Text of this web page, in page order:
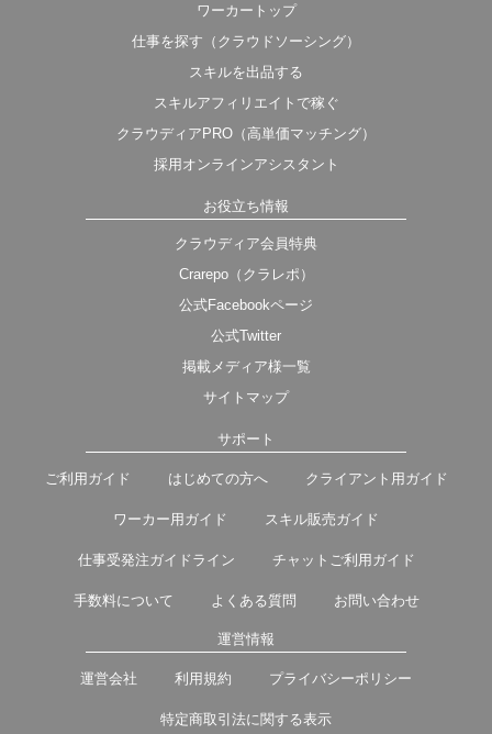
ワーカートップ
仕事を探す（クラウドソーシング）
スキルを出品する
スキルアフィリエイトで稼ぐ
クラウディアPRO（高単価マッチング）
採用オンラインアシスタント
お役立ち情報
クラウディア会員特典
Crarepo（クラレポ）
公式Facebookページ
公式Twitter
掲載メディア様一覧
サイトマップ
サポート
ご利用ガイド はじめての方へ クライアント用ガイド
ワーカー用ガイド スキル販売ガイド
仕事受発注ガイドライン チャットご利用ガイド
手数料について よくある質問 お問い合わせ
運営情報
運営会社 利用規約 プライバシーポリシー
特定商取引法に関する表示